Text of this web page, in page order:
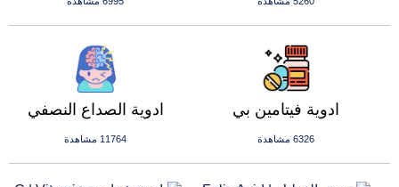
ادوية الصداع النصفي
11764 مشاهدة
ادوية فيتامين بي
6326 مشاهدة